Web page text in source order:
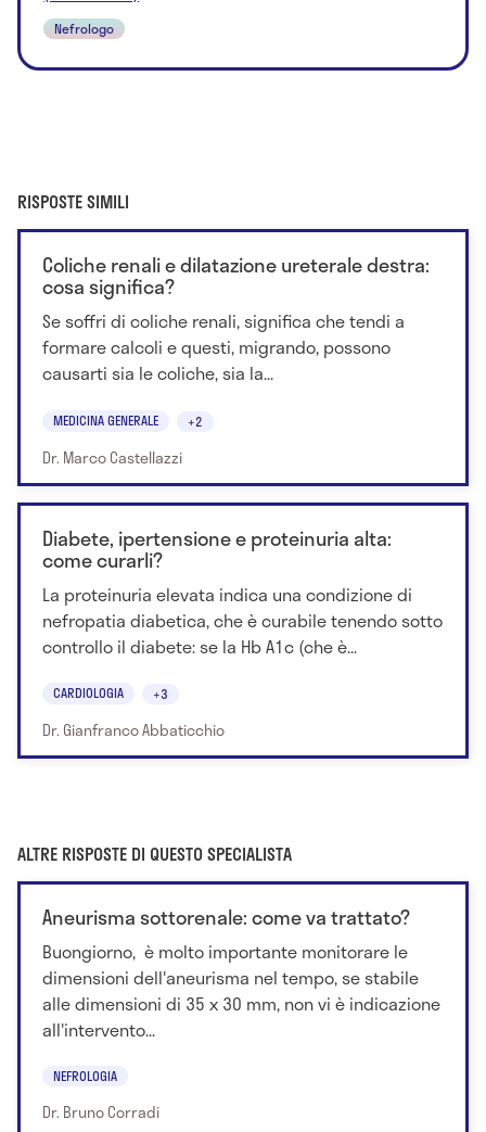
Nefrologo
RISPOSTE SIMILI
Coliche renali e dilatazione ureterale destra:
cosa significa?
Se soffri di coliche renali, significa che tendi a
formare calcoli e questi, migrando, possono
causarti sia le coliche, sia la...
MEDICINA GENERALE +2
Dr. Marco Castellazzi
Diabete, ipertensione e proteinuria alta:
come curarli?
La proteinuria elevata indica una condizione di
nefropatia diabetica, che è curabile tenendo sotto
controllo il diabete: se la Hb A1c (che è...
CARDIOLOGIA +3
Dr. Gianfranco Abbaticchio
ALTRE RISPOSTE DI QUESTO SPECIALISTA
Aneurisma sottorenale: come va trattato?
Buongiorno, è molto importante monitorare le
dimensioni dell'aneurisma nel tempo, se stabile
alle dimensioni di 35 x 30 mm, non vi è indicazione
all'intervento...
NEFROLOGIA
Dr. Bruno Corradi